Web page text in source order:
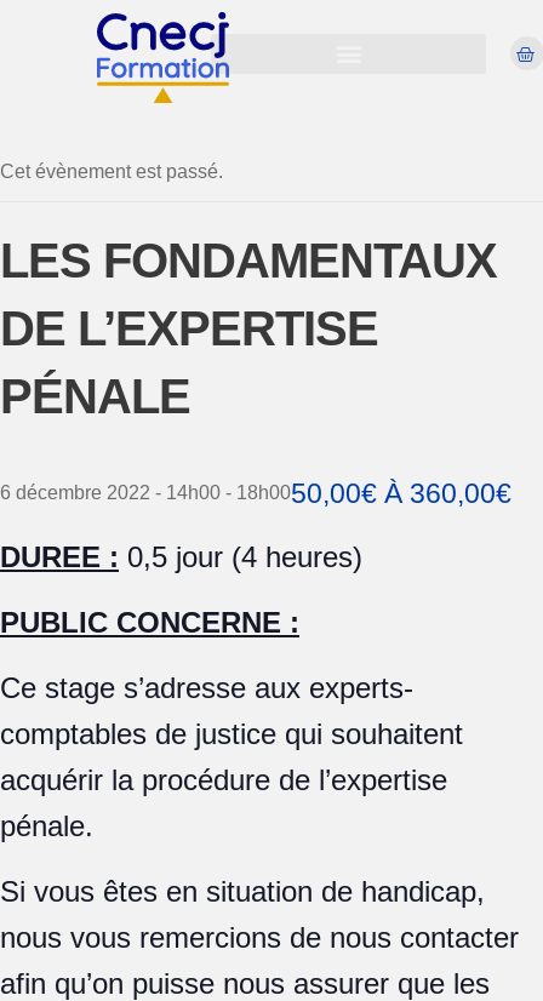
Cet évènement est passé.
LES FONDAMENTAUX
DE L’EXPERTISE
PÉNALE
6 décembre 2022 - 14h00 - 18h0050,00€ À 360,00€
DUREE : 0,5 jour (4 heures)
PUBLIC CONCERNE :
Ce stage s’adresse aux experts-
comptables de justice qui souhaitent
acquérir la procédure de l’expertise
pénale.
Si vous êtes en situation de handicap,
nous vous remercions de nous contacter
afin qu’on puisse nous assurer que les